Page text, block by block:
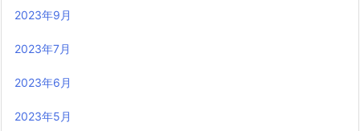
2023年9月
2023年7月
2023年6月
2023年5月